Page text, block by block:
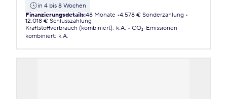
in 4 bis 8 Wochen
Finanzierungsdetails:48 Monate 4.578 € Sonderzahlung
12.018 € Schlusszahlung
Kraftstoffverbrauch (kombiniert): k.A.
CO₂-Emissionen
kombiniert: k.A.